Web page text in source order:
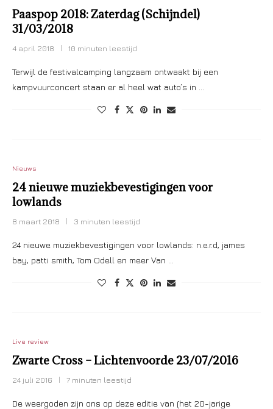
Paaspop 2018: Zaterdag (Schijndel)
31/03/2018
4 april 2018 10 minuten leestijd
Terwijl de festivalcamping langzaam ontwaakt bij een
kampvuurconcert staan er al heel wat auto’s in …
Nieuws
24 nieuwe muziekbevestigingen voor
lowlands
8 maart 2018 3 minuten leestijd
24 nieuwe muziekbevestigingen voor lowlands: n.e.r.d, james
bay, patti smith, Tom Odell en meer Van …
Live review
Zwarte Cross – Lichtenvoorde 23/07/2016
24 juli 2016 7 minuten leestijd
De weergoden zijn ons op deze editie van (het 20-jarige